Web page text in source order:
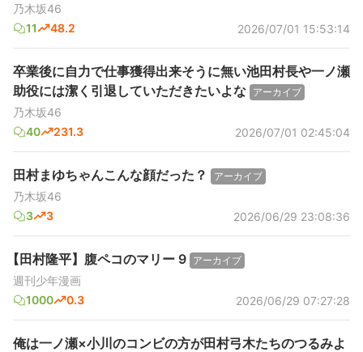
乃木坂46
11
48.2 2026/07/01 15:53:14
卒業後に自力で仕事獲得出来そうに無い池田村長や一ノ瀬
助役には潔く引退していただきたいよな アーカイブ
乃木坂46
40
231.3 2026/07/01 02:45:04
田村まゆちゃんこんな顔だった？ アーカイブ
乃木坂46
3
3 2026/06/29 23:08:36
【田村隆平】腹ペコのマリー 9 アーカイブ
週刊少年漫画
1000
0.3 2026/06/29 07:27:28
俺は一ノ瀬×小川のコンビの方が田村弓木たちのつるみよ